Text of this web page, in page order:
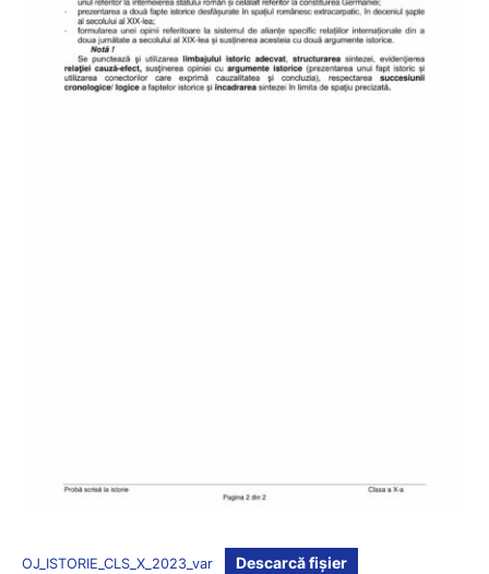
OJ_ISTORIE_CLS_X_2023_var Descarcă fișier